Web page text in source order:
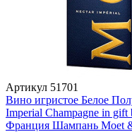
Артикул 51701
Вино игристое Белое
Imperial Champagne in gift
Франция Шампань Moet